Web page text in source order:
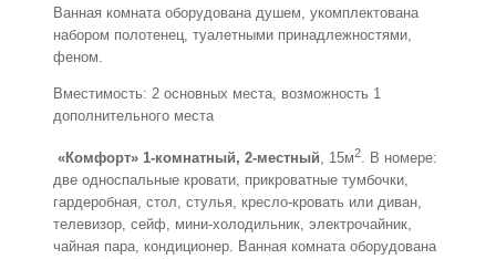
Ванная комната оборудована душем, укомплектована
набором полотенец, туалетными принадлежностями,
феном.
Вместимость: 2 основных места, возможность 1
дополнительного места
«Комфорт» 1-комнатный, 2-местный, 15м2. В номере:
две односпальные кровати, прикроватные тумбочки,
гардеробная, стол, стулья, кресло-кровать или диван,
телевизор, сейф, мини-холодильник, электрочайник,
чайная пара, кондиционер. Ванная комната оборудована